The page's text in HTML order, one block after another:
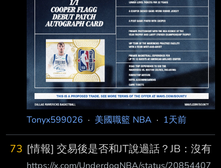
Tonyx599026 · 美國職籃 NBA · 1天前
73 [情報] 交易後是否和JT說過話？JB：沒有
https://x.com/UnderdogNBA/status/20854407